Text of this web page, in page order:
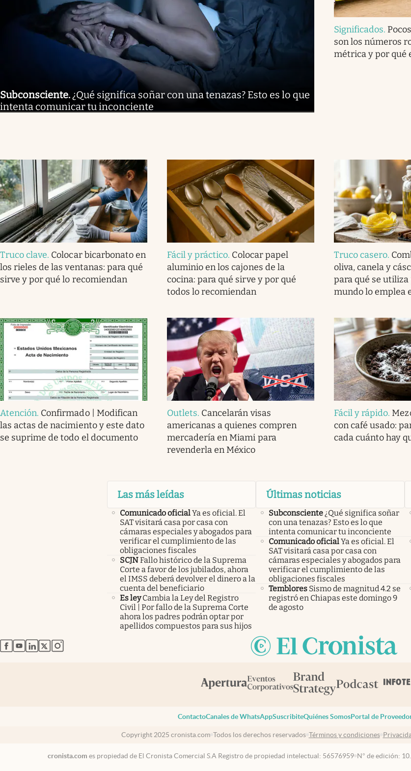
Subconsciente. ¿Qué significa soñar con una tenazas? Esto es lo que
intenta comunicar tu inconciente
Significados.
son los números
métrica y por qué
Truco clave. Colocar bicarbonato en
los rieles de las ventanas: para qué
sirve y por qué lo recomiendan
Fácil y práctico. Colocar papel
aluminio en los cajones de la
cocina: para qué sirve y por qué
todos lo recomiendan
Truco casero.
oliva, canela y
para qué se
mundo lo emplea
Atención. Confirmado | Modifican
las actas de nacimiento y este dato
se suprime de todo el documento
Outlets. Cancelarán visas
americanas a quienes compren
mercadería en Miami para
revenderla en México
Fácil y rápido.
con café usado:
cada cuánto hay
Las más leídas
Comunicado oficialYa es oficial. El
SAT visitará casa por casa con
cámaras especiales y abogados para
verificar el cumplimiento de las
obligaciones fiscales
SCJNFallo histórico de la Suprema
Corte a favor de los jubilados, ahora
el IMSS deberá devolver el dinero a la
cuenta del beneficiario
Es ley Cambia la Ley del Registro
Civil | Por fallo de la Suprema Corte
ahora los padres podrán optar por
apellidos compuestos para sus hijos
Últimas noticias
Subconsciente ¿Qué significa soñar
con una tenazas? Esto es lo que
intenta comunicar tu inconciente
Comunicado oficialYa es oficial. El
SAT visitará casa por casa con
cámaras especiales y abogados para
verificar el cumplimiento de las
obligaciones fiscales
Temblores Sismo de magnitud 4.2 se
registró en Chiapas este domingo 9
de agosto
abre en nueva pestaña
abre en nueva pestaña
abre en nueva pestaña
abre en nueva pestaña
abre en nueva pestaña
ContactoCanales de WhatsAppSuscribiteQuiénes SomosPortal de
Copyright 2025 cronista.com Todos los derechos reservados Términos y condiciones
cronista.com es propiedad de El Cronista Comercial S.A Registro de propiedad intelectual: 56576959 N° de edición: